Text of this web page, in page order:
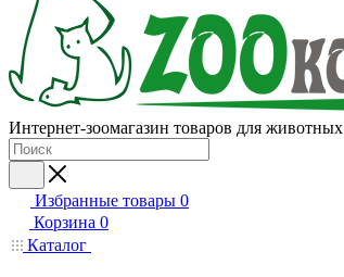
Интернет-зоомагазин товаров для животных
Избранные товары 0
Корзина 0
Каталог